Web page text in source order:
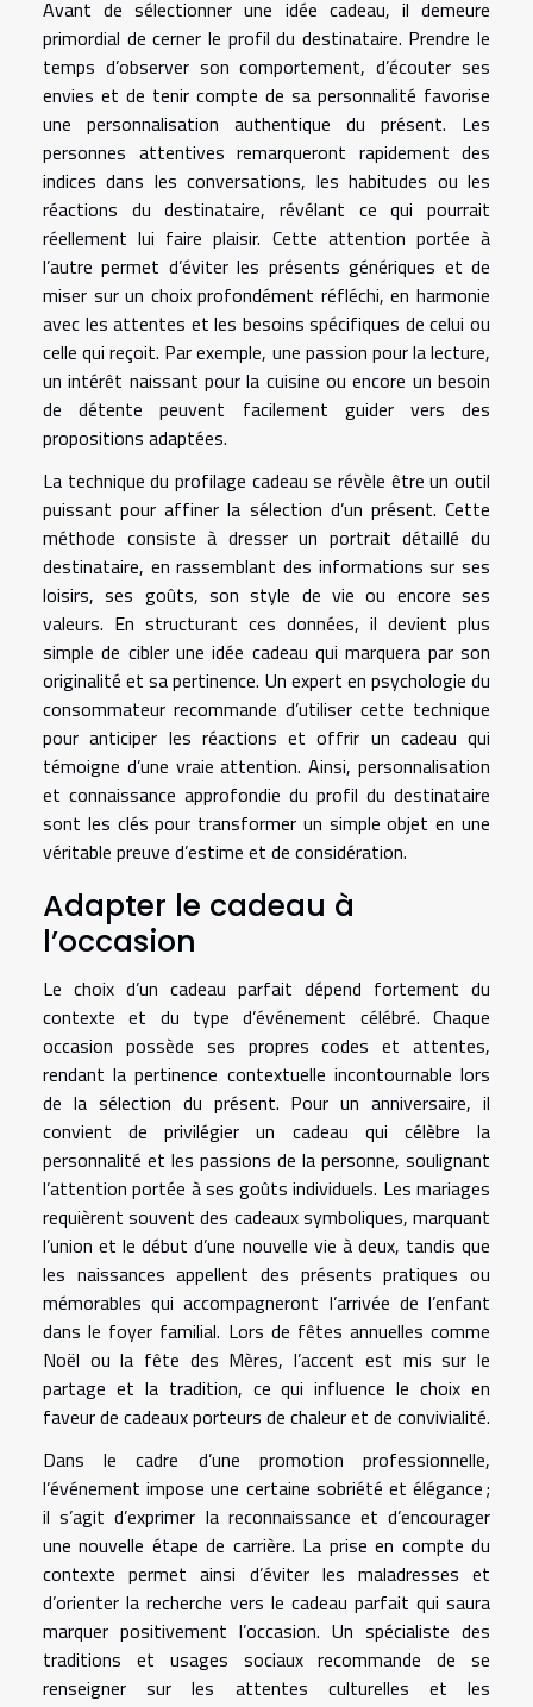
Avant de sélectionner une idée cadeau, il demeure
primordial de cerner le profil du destinataire. Prendre le
temps d’observer son comportement, d’écouter ses
envies et de tenir compte de sa personnalité favorise
une personnalisation authentique du présent. Les
personnes attentives remarqueront rapidement des
indices dans les conversations, les habitudes ou les
réactions du destinataire, révélant ce qui pourrait
réellement lui faire plaisir. Cette attention portée à
l’autre permet d’éviter les présents génériques et de
miser sur un choix profondément réfléchi, en harmonie
avec les attentes et les besoins spécifiques de celui ou
celle qui reçoit. Par exemple, une passion pour la lecture,
un intérêt naissant pour la cuisine ou encore un besoin
de détente peuvent facilement guider vers des
propositions adaptées.
La technique du profilage cadeau se révèle être un outil
puissant pour affiner la sélection d’un présent. Cette
méthode consiste à dresser un portrait détaillé du
destinataire, en rassemblant des informations sur ses
loisirs, ses goûts, son style de vie ou encore ses
valeurs. En structurant ces données, il devient plus
simple de cibler une idée cadeau qui marquera par son
originalité et sa pertinence. Un expert en psychologie du
consommateur recommande d’utiliser cette technique
pour anticiper les réactions et offrir un cadeau qui
témoigne d’une vraie attention. Ainsi, personnalisation
et connaissance approfondie du profil du destinataire
sont les clés pour transformer un simple objet en une
véritable preuve d’estime et de considération.
Adapter le cadeau à
l’occasion
Le choix d’un cadeau parfait dépend fortement du
contexte et du type d’événement célébré. Chaque
occasion possède ses propres codes et attentes,
rendant la pertinence contextuelle incontournable lors
de la sélection du présent. Pour un anniversaire, il
convient de privilégier un cadeau qui célèbre la
personnalité et les passions de la personne, soulignant
l’attention portée à ses goûts individuels. Les mariages
requièrent souvent des cadeaux symboliques, marquant
l’union et le début d’une nouvelle vie à deux, tandis que
les naissances appellent des présents pratiques ou
mémorables qui accompagneront l’arrivée de l’enfant
dans le foyer familial. Lors de fêtes annuelles comme
Noël ou la fête des Mères, l’accent est mis sur le
partage et la tradition, ce qui influence le choix en
faveur de cadeaux porteurs de chaleur et de convivialité.
Dans le cadre d’une promotion professionnelle,
l’événement impose une certaine sobriété et élégance ;
il s’agit d’exprimer la reconnaissance et d’encourager
une nouvelle étape de carrière. La prise en compte du
contexte permet ainsi d’éviter les maladresses et
d’orienter la recherche vers le cadeau parfait qui saura
marquer positivement l’occasion. Un spécialiste des
traditions et usages sociaux recommande de se
renseigner sur les attentes culturelles et les